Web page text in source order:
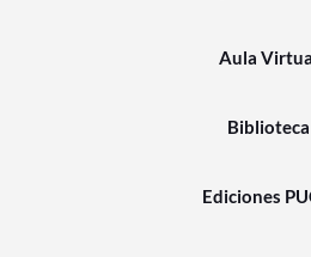
Aula
Biblioteca
Ediciones